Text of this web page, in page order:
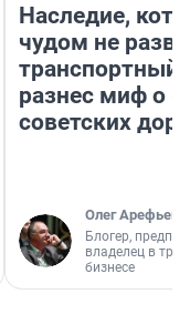
Наследие,
чудом не
транспортный
разнес миф о
советских
Олег Арефьев
Блогер,
владелец в
бизнесе